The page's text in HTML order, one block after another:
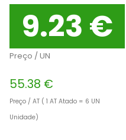
9.23 €
Preço / UN
55.38 €
Preço / AT ( 1 AT Atado = 6 UN
Unidade)